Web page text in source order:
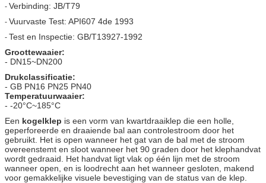
- Verbinding: JB/T79
- Vuurvaste Test: API607 4de 1993
- Test en Inspectie: GB/T13927-1992
Groottewaaier:
- DN15~DN200
Drukclassificatie:
- GB PN16 PN25 PN40
Temperatuurwaaier:
- -20°C~185°C
Een kogelklep is een vorm van kwartdraaiklep die een holle,
geperforeerde en draaiende bal aan controlestroom door het
gebruikt. Het is open wanneer het gat van de bal met de stroom
overeenstemt en sloot wanneer het 90 graden door het klephandvat
wordt gedraaid. Het handvat ligt vlak op één lijn met de stroom
wanneer open, en is loodrecht aan het wanneer gesloten, makend
voor gemakkelijke visuele bevestiging van de status van de klep.